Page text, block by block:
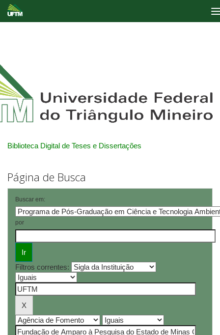
Biblioteca Digital de Teses e Dissertações
Página de Busca
Buscar em:
por
Filtros correntes: